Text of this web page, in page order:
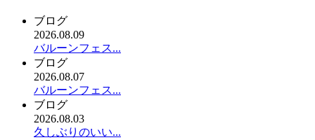
ブログ
2026.08.09
バルーンフェス...
ブログ
2026.08.07
バルーンフェス...
ブログ
2026.08.03
久しぶりのいい...